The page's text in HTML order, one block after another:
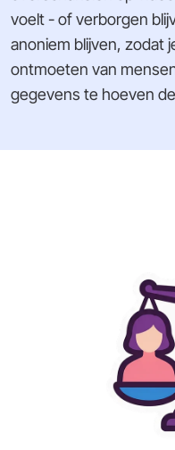
voelt - of verborgen
anoniem blijven, zodat
ontmoeten van
gegevens te hoeven